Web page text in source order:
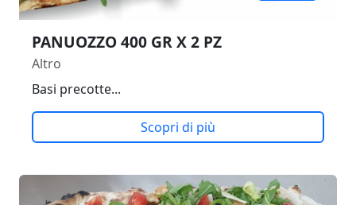
PANUOZZO 400 GR X 2 PZ
Altro
Basi precotte...
Scopri di più